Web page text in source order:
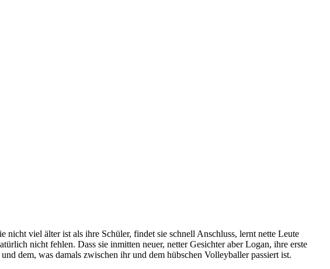
viel älter ist als ihre Schüler, findet sie schnell Anschluss, lernt nette Leute
nicht fehlen. Dass sie inmitten neuer, netter Gesichter aber Logan, ihre erste
dem, was damals zwischen ihr und dem hübschen Volleyballer passiert ist.